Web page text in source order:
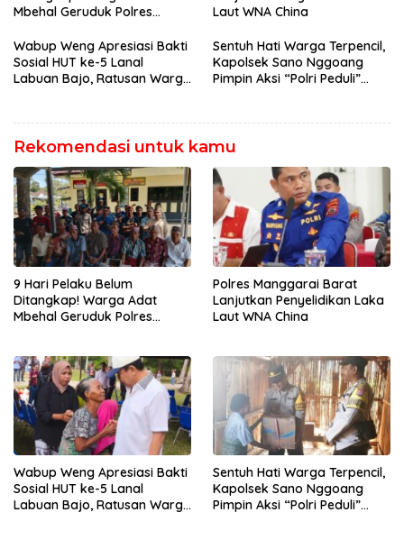
Mbehal Geruduk Polres
Penegakan Hukum Kapolres
Laut WNA China
Wabup Weng Apresiasi Bakti
Sosial HUT ke-5 Lanal
Labuan Bajo, Ratusan Warga
Gratis
Sentuh Hati Warga Terpencil,
Kapolsek Sano Nggoang
Pimpin Aksi “Polri Peduli”
Rekomendasi untuk kamu
9 Hari Pelaku Belum
Ditangkap! Warga Adat
Mbehal Geruduk Polres
Polres Manggarai Barat
Lanjutkan Penyelidikan Laka
Laut WNA China
Wabup Weng Apresiasi Bakti
Sosial HUT ke-5 Lanal
Labuan Bajo, Ratusan Warga
Sentuh Hati Warga Terpencil,
Kapolsek Sano Nggoang
Pimpin Aksi “Polri Peduli”